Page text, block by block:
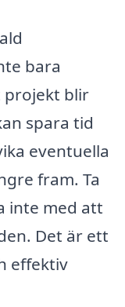
bara
blir
spara tid
eventuella
fram. Ta
inte med att
Det är ett
effektiv